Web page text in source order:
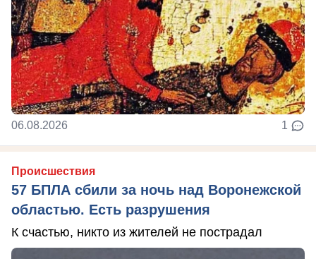
06.08.2026 1
Происшествия
57 БПЛА сбили за ночь над Воронежской
областью. Есть разрушения
К счастью, никто из жителей не пострадал